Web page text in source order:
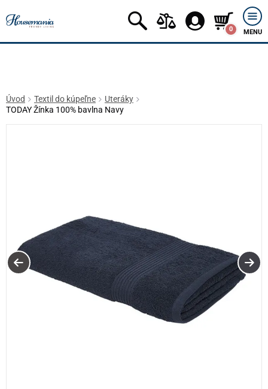
0 MENU
Úvod Textil do kúpeľne
Uteráky
TODAY Žínka 100% bavlna Navy